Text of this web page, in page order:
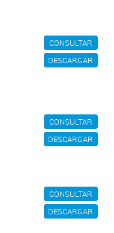
CONSULTAR
DESCARGAR
CONSULTAR
DESCARGAR
CONSULTAR
DESCARGAR